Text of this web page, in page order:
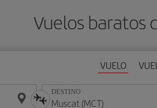
Vuelos baratos
VUELO
DESTINO